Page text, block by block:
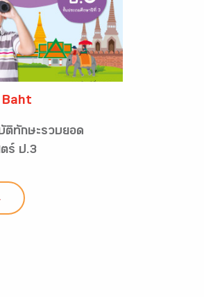
ติทักษะรวบยอด
ร์ ป.3